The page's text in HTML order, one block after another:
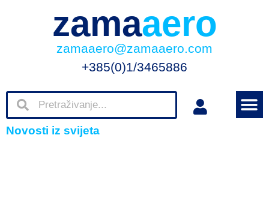
zamaaero
zamaaero@zamaaero.com
+385(0)1/3465886
Novosti iz svijeta